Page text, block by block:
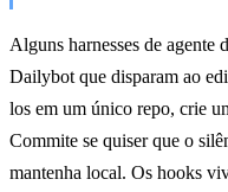
Alguns harnesses de
Dailybot que disparam ao
los em um único repo, crie
Commite se quiser que o
mantenha local. Os hooks